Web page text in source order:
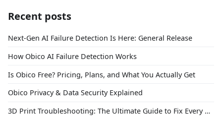
Recent posts
Next-Gen AI Failure Detection Is Here: General Release
How Obico AI Failure Detection Works
Is Obico Free? Pricing, Plans, and What You Actually Get
Obico Privacy & Data Security Explained
3D Print Troubleshooting: The Ultimate Guide to Fix Every Common Problem [2026]